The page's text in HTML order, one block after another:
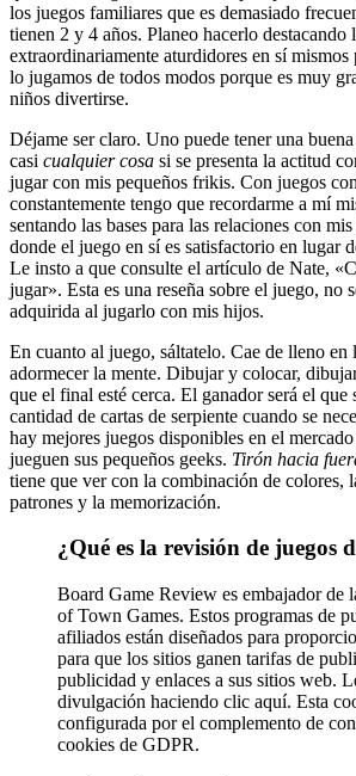
los juegos familiares que es demasiado
tienen 2 y 4 años. Planeo hacerlo destacando
extraordinariamente aturdidores en sí mismos
lo jugamos de todos modos porque es muy
niños divertirse.
Déjame ser claro. Uno puede tener una
casi cualquier cosa si se presenta la actitud
jugar con mis pequeños frikis. Con juegos
constantemente tengo que recordarme a mí
sentando las bases para las relaciones con
donde el juego en sí es satisfactorio en lugar
Le insto a que consulte el artículo de Nate,
jugar». Esta es una reseña sobre el juego, no
adquirida al jugarlo con mis hijos.
En cuanto al juego, sáltatelo. Cae de lleno en
adormecer la mente. Dibujar y colocar,
que el final esté cerca. El ganador será el que
cantidad de cartas de serpiente cuando se
hay mejores juegos disponibles en el
jueguen sus pequeños geeks. Tirón hacia
tiene que ver con la combinación de colores,
patrones y la memorización.
¿Qué es la revisión de juegos
Board Game Review es embajador de
of Town Games. Estos programas de
afiliados están diseñados para
para que los sitios ganen tarifas de
publicidad y enlaces a sus sitios web.
divulgación haciendo clic aquí. Esta
configurada por el complemento de
cookies de GDPR.